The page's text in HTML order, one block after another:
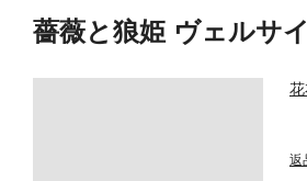
薔薇と狼姫 ヴェルサ
返